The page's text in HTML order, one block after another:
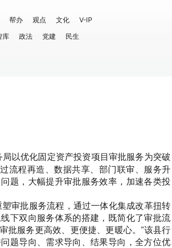
帮办 观点 文化
V-IP
库 政法 党建
民生
以优化固定资产投资项目审批服务为突破
流程再造、数据共享、部门联审、服务升
题，大幅提升审批服务效率，加速各类投
审批服务流程，通过一体化集成改革扭转
下双向服务体系的搭建，既简化了审批流
批服务更高效、更便捷、更暖心。”该县行
题导向、需求导向、结果导向，全方位优